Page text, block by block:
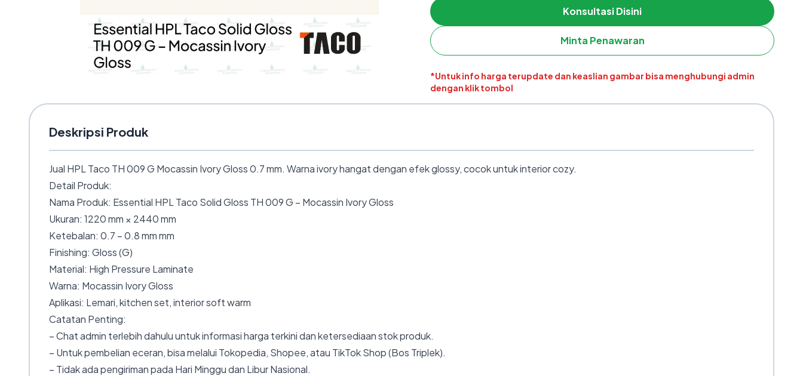
Konsultasi Disini
Minta Penawaran
*Untuk info harga terupdate dan keaslian gambar bisa menghubungi admin
dengan klik tombol
Deskripsi Produk
Jual HPL Taco TH 009 G Mocassin Ivory Gloss 0.7 mm. Warna ivory hangat dengan efek glossy, cocok untuk interior cozy.
Detail Produk:
Nama Produk: Essential HPL Taco Solid Gloss TH 009 G – Mocassin Ivory Gloss
Ukuran: 1220 mm × 2440 mm
Ketebalan: 0.7 – 0.8 mm mm
Finishing: Gloss (G)
Material: High Pressure Laminate
Warna: Mocassin Ivory Gloss
Aplikasi: Lemari, kitchen set, interior soft warm
Catatan Penting:
– Chat admin terlebih dahulu untuk informasi harga terkini dan ketersediaan stok produk.
– Untuk pembelian eceran, bisa melalui Tokopedia, Shopee, atau TikTok Shop (Bos Triplek).
– Tidak ada pengiriman pada Hari Minggu dan Libur Nasional.